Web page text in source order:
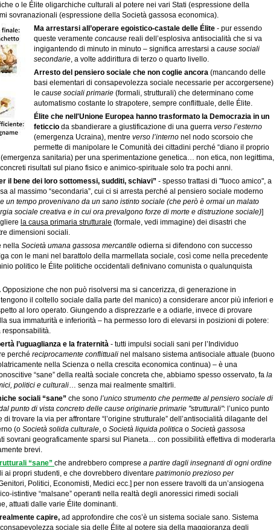
o le Élite oligarchiche culturali al potere nei vari Stati (espressione della
sovranazionali (espressione della Società gassosa economica).
Ma arrestarsi all’operare egoistico-castale delle Élite - pur essendo
queste veramente concause reali dell’esplosiva antisocialità che si va
ingigantendo di minuto in minuto – significa arrestarsi a cause sociali
secondarie, a volte addirittura di terzo o quarto livello.
Arresto del pensiero sociale che non coglie ancora (mancando delle
basi elementari di consapevolezza sociale necessarie per accorgersene)
le cause sociali primarie (formali, strutturali) che determinano come
automatismo costante lo strapotere, sempre conflittuale, delle Élite.
Élite che nell'Unione Europea hanno trasformato la Democrazia in un
feticcio da sbandierare a giustificazione di una guerra verso l’esterno
(emergenza Ucraina), mentre verso l’interno nel nodo scorsoio che
permette di manipolare le Comunità dei cittadini perché “diano il proprio
sanitaria) per una sperimentazione genetica… non etica, non legittima,
risultati sul piano fisico e animico-spirituale solo tra pochi anni.
il bene dei loro sottomessi, sudditi, schiavi” - spesso trattasi di "fuoco amico", a
al massimo “secondaria”, cui ci si arresta perché al pensiero sociale moderno
un tempo provenivano da un sano istinto sociale (che però è ormai un malato
sociale creativa e in cui ora prevalgono forze di morte e distruzione sociale)]
la causa primaria strutturale (formale, vedi immagine) dei disastri che
dimensioni sociali.
nella Società umana gassosa mercantile odierna si difendono con successo
con le mani nel barattolo della marmellata sociale, così come nella precedente
politico le Élite politiche occidentali definivano comunista o qualunquista
Opposizione che non può risolversi ma si cancerizza, di generazione in
il coltello sociale dalla parte del manico) a considerare ancor più inferiori e
al loro operato. Giungendo a disprezzarle e a odiarle, invece di provare
sua immaturità e inferiorità – ha permesso loro di elevarsi in posizioni di potere:
responsabilità.
l’uguaglianza e la fraternità - tutti impulsi sociali sani per l’Individuo
perché reciprocamente conflittuali nel malsano sistema antisociale attuale (buono
nella Scienza o nella crescita economica continua) – è una
“sane” della realtà sociale concreta che, abbiamo spesso osservato, fa la
politici e culturali… senza mai realmente smaltirli.
sociali “sane” che sono l’unico strumento che permette al pensiero sociale di
punto di vista concreto delle cause originarie primarie "strutturali": l’unico punto
trovare la via per affrontare “l’origine strutturale” dell’antisocialità dilagante del
(o Società solida culturale, o Società liquida politica o Società gassosa
sovrani geograficamente sparsi sul Pianeta… con possibilità effettiva di moderarla
brevi.
“sane” che andrebbero comprese a partire dagli insegnanti di ogni ordine
ai propri studenti, e che dovrebbero diventare patrimonio prezioso per
Politici, Economisti, Medici ecc.] per non essere travolti da un’ansiogena
istintive “malsane” operanti nella realtà degli anoressici rimedi sociali
attuati dalle varie Élite dominanti.
capire, ad approfondire che cos’è un sistema sociale sano. Sistema
sociale sia delle Élite al potere sia della maggioranza degli